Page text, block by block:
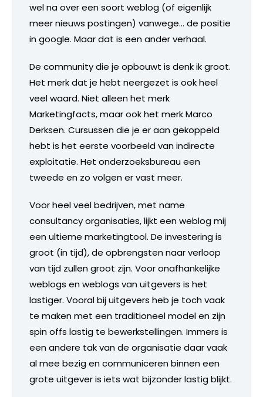
wel na over een soort weblog (of eigenlijk
meer nieuws postingen) vanwege… de positie
in google. Maar dat is een ander verhaal.
De community die je opbouwt is denk ik groot.
Het merk dat je hebt neergezet is ook heel
veel waard. Niet alleen het merk
Marketingfacts, maar ook het merk Marco
Derksen. Cursussen die je er aan gekoppeld
hebt is het eerste voorbeeld van indirecte
exploitatie. Het onderzoeksbureau een
tweede en zo volgen er vast meer.
Voor heel veel bedrijven, met name
consultancy organisaties, lijkt een weblog mij
een ultieme marketingtool. De investering is
groot (in tijd), de opbrengsten naar verloop
van tijd zullen groot zijn. Voor onafhankelijke
weblogs en weblogs van uitgevers is het
lastiger. Vooral bij uitgevers heb je toch vaak
te maken met een traditioneel model en zijn
spin offs lastig te bewerkstellingen. Immers is
een andere tak van de organisatie daar vaak
al mee bezig en communiceren binnen een
grote uitgever is iets wat bijzonder lastig blijkt.